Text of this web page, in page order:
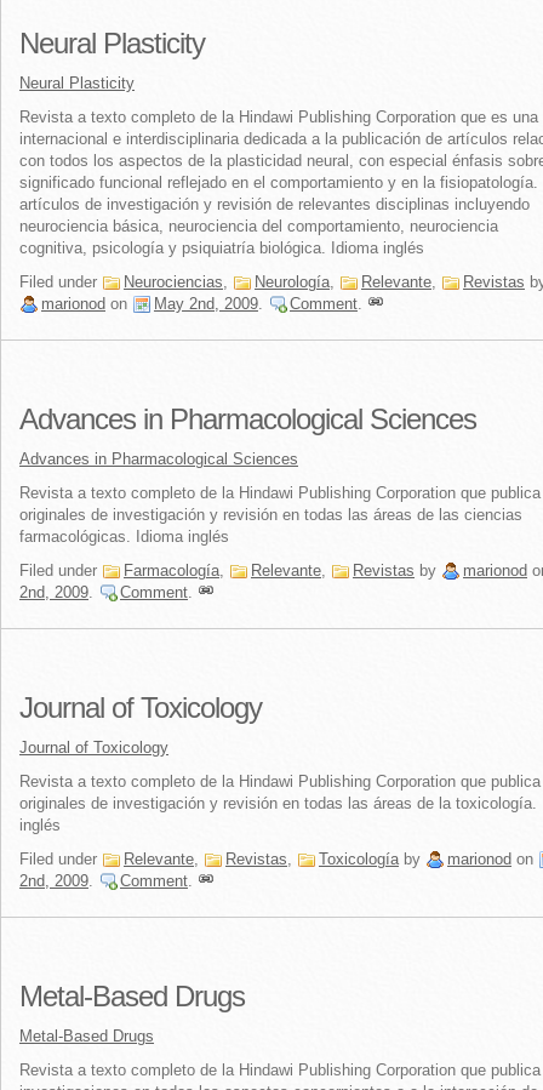
Neural Plasticity
Neural Plasticity
Revista a texto completo de la Hindawi Publishing Corporation que es
internacional e interdisciplinaria dedicada a la publicación de artículos
con todos los aspectos de la plasticidad neural, con especial énfasis
significado funcional reflejado en el comportamiento y en la fisiopatología.
artículos de investigación y revisión de relevantes disciplinas incluyendo
neurociencia básica, neurociencia del comportamiento, neurociencia
cognitiva, psicología y psiquiatría biológica. Idioma inglés
Filed under
Neurociencias, Neurología, Relevante, Revistas
marionod on May 2nd, 2009. Comment.
Advances in Pharmacological Sciences
Advances in Pharmacological Sciences
Revista a texto completo de la Hindawi Publishing Corporation que
originales de investigación y revisión en todas las áreas de las ciencias
farmacológicas. Idioma inglés
Filed under
Farmacología, Relevante, Revistas by marionod
2nd, 2009. Comment.
Journal of Toxicology
Journal of Toxicology
Revista a texto completo de la Hindawi Publishing Corporation que
originales de investigación y revisión en todas las áreas de la toxicología.
inglés
Filed under
Relevante, Revistas, Toxicologíaby marionod on
2nd, 2009. Comment.
Metal-Based Drugs
Metal-Based Drugs
Revista a texto completo de la Hindawi Publishing Corporation que publica